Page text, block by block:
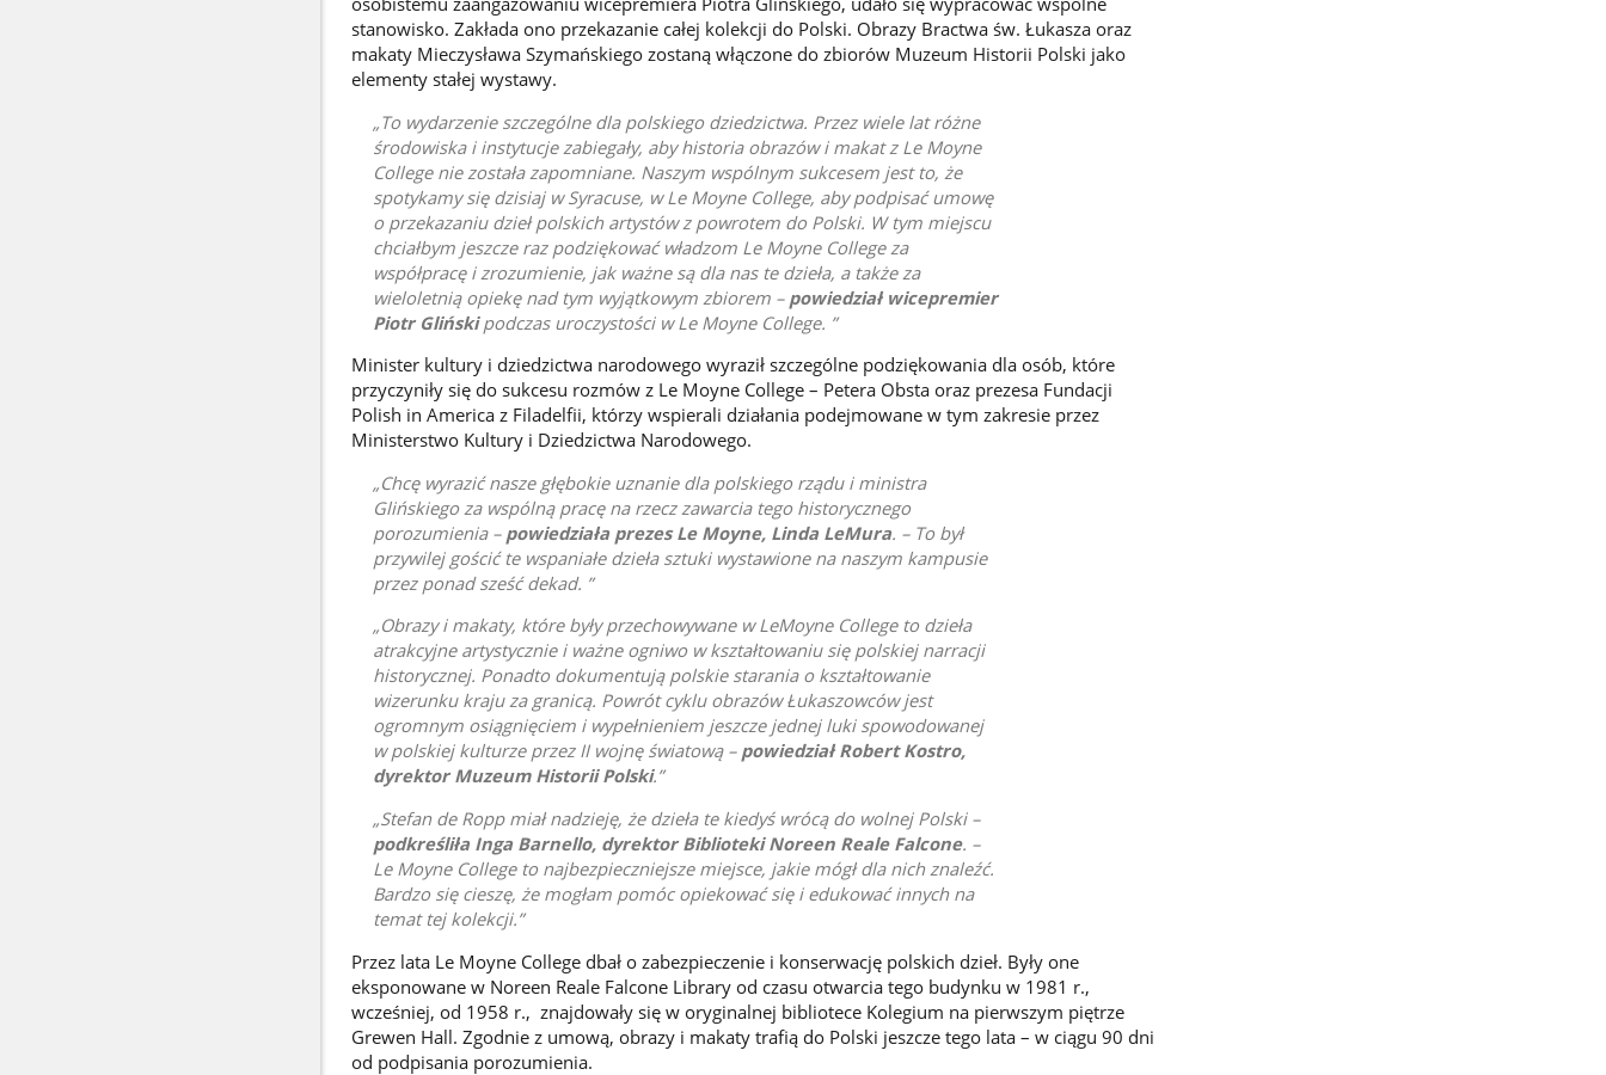
stanowisko. Zakłada ono przekazanie całej kolekcji do Polski. Obrazy Bractwa św. Łukasza oraz
makaty Mieczysława Szymańskiego zostaną włączone do zbiorów Muzeum Historii Polski jako
elementy stałej wystawy.
To wydarzenie szczególne dla polskiego dziedzictwa. Przez wiele lat różne
środowiska i instytucje zabiegały, aby historia obrazów i makat z Le Moyne
College nie została zapomniane. Naszym wspólnym sukcesem jest to, że
spotykamy się dzisiaj w Syracuse, w Le Moyne College, aby podpisać umowę
o przekazaniu dzieł polskich artystów z powrotem do Polski. W tym miejscu
chciałbym jeszcze raz podziękować władzom Le Moyne College za
współpracę i zrozumienie, jak ważne są dla nas te dzieła, a także za
wieloletnią opiekę nad tym wyjątkowym zbiorem – powiedział wicepremier
Piotr Glińskipodczas uroczystości w Le Moyne College.
Minister kultury i dziedzictwa narodowego wyraził szczególne podziękowania dla osób, które
przyczyniły się do sukcesu rozmów z Le Moyne College – Petera Obsta oraz prezesa Fundacji
Polish in America z Filadelfii, którzy wspierali działania podejmowane w tym zakresie przez
Ministerstwo Kultury i Dziedzictwa Narodowego.
Chcę wyrazić nasze głębokie uznanie dla polskiego rządu i ministra
Glińskiego za wspólną pracę na rzecz zawarcia tego historycznego
porozumienia – powiedziała prezes Le Moyne, Linda LeMura. – To był
przywilej gościć te wspaniałe dzieła sztuki wystawione na naszym kampusie
przez ponad sześć dekad.
Obrazy i makaty, które były przechowywane w LeMoyne College to dzieła
atrakcyjne artystycznie i ważne ogniwo w kształtowaniu się polskiej narracji
historycznej. Ponadto dokumentują polskie starania o kształtowanie
wizerunku kraju za granicą. Powrót cyklu obrazów Łukaszowców jest
ogromnym osiągnięciem i wypełnieniem jeszcze jednej luki spowodowanej
w polskiej kulturze przez II wojnę światową – powiedział Robert Kostro,
dyrektor Muzeum Historii Polski.
Stefan de Ropp miał nadzieję, że dzieła te kiedyś wrócą do wolnej Polski –
podkreśliła Inga Barnello, dyrektor Biblioteki Noreen Reale Falcone. –
Le Moyne College to najbezpieczniejsze miejsce, jakie mógł dla nich znaleźć.
Bardzo się cieszę, że mogłam pomóc opiekować się i edukować innych na
temat tej kolekcji.
Przez lata Le Moyne College dbał o zabezpieczenie i konserwację polskich dzieł. Były one
eksponowane w Noreen Reale Falcone Library od czasu otwarcia tego budynku w 1981 r.,
wcześniej, od 1958 r., znajdowały się w oryginalnej bibliotece Kolegium na pierwszym piętrze
Grewen Hall. Zgodnie z umową, obrazy i makaty trafią do Polski jeszcze tego lata – w ciągu 90 dni
od podpisania porozumienia.